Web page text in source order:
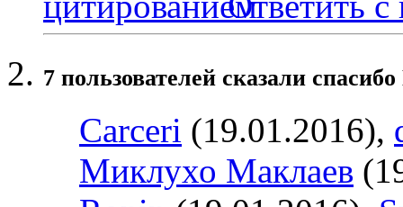
7 пользователей сказали
Carceri (19.01.2016),
Миклухо Маклаев